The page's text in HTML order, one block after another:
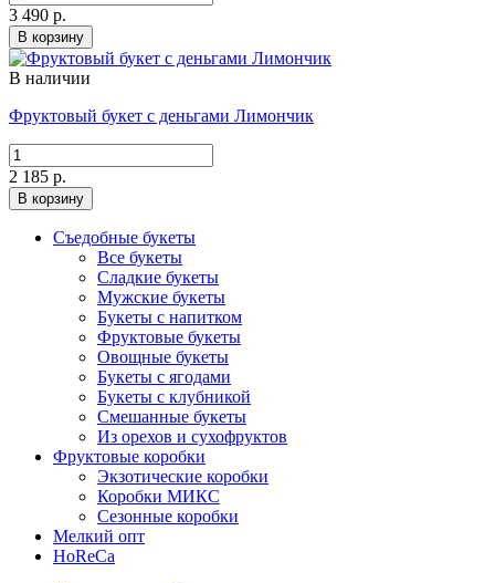
3 490 р.
В корзину
В наличии
Фруктовый букет с деньгами Лимончик
2 185 р.
В корзину
Съедобные букеты
Все букеты
Сладкие букеты
Мужские букеты
Букеты с напитком
Фруктовые букеты
Овощные букеты
Букеты с ягодами
Букеты с клубникой
Смешанные букеты
Из орехов и сухофруктов
Фруктовые коробки
Экзотические коробки
Коробки МИКС
Сезонные коробки
Мелкий опт
HoReCa